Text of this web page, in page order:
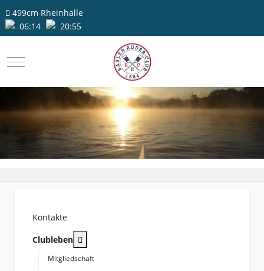
499cm Rheinhalle
06:14
20:55
Mobile Menu Toggle
Kontakte
Clubleben
Mitgliedschaft